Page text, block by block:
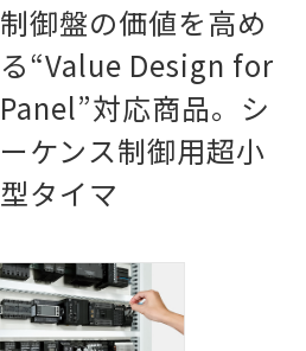
制御盤の価値を高め
る“Value Design for
Panel”対応商品。シ
ーケンス制御用超小
型タイマ